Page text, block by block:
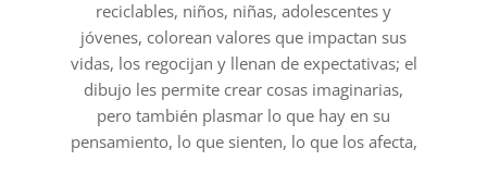
reciclables, niños, niñas, adolescentes y
jóvenes, colorean valores que impactan sus
vidas, los regocijan y llenan de expectativas; el
dibujo les permite crear cosas imaginarias,
pero también plasmar lo que hay en su
pensamiento, lo que sienten, lo que los afecta,